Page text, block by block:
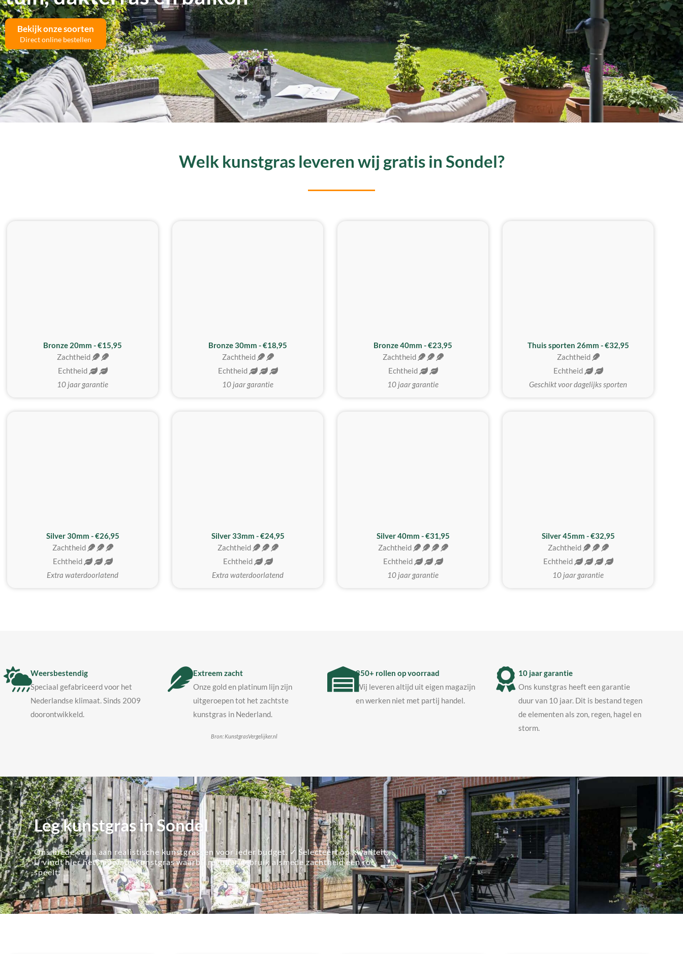
Bekijk onze soorten
Direct online bestellen
Welk kunstgras leveren wij gratis in Sondel?
Bronze 20mm - €15,95
Zachtheid
Echtheid
10 jaar garantie
Bronze 30mm - €18,95
Zachtheid
Echtheid
10 jaar garantie
Bronze 40mm - €23,95
Zachtheid
Echtheid
10 jaar garantie
Thuis sporten 26mm - €32,95
Zachtheid
Echtheid
Geschikt voor dagelijks sporten
Silver 30mm - €26,95
Zachtheid
Echtheid
Extra waterdoorlatend
Silver 33mm - €24,95
Zachtheid
Echtheid
Extra waterdoorlatend
Silver 40mm - €31,95
Zachtheid
Echtheid
10 jaar garantie
MEEST GEKOZEN
Silver 45mm - €32,95
Zachtheid
Echtheid
10 jaar garantie
Weersbestendig
Speciaal gefabriceerd voor het
Nederlandse klimaat. Sinds 2009
doorontwikkeld.
Extreem zacht
Onze gold en platinum lijn zijn
uitgeroepen tot het zachtste
kunstgras in Nederland.
Bron: KunstgrasVergelijker.nl
850+ rollen op voorraad
Wij leveren altijd uit eigen magazijn
en werken niet met partij handel.
10 jaar garantie
Ons kunstgras heeft een garantie
duur van 10 jaar. Dit is bestand tegen
de elementen als zon, regen, hagel en
storm.
Leg kunstgras in Sondel
Ons brede scala aan realistische kunstgrassen voor ieder budget. ✓ Selecteert op kwaliteit.
U vindt hier het 'mooiste' kunstgras waarbij regulier gebruik alsmede zachtheid een rol
speelt.